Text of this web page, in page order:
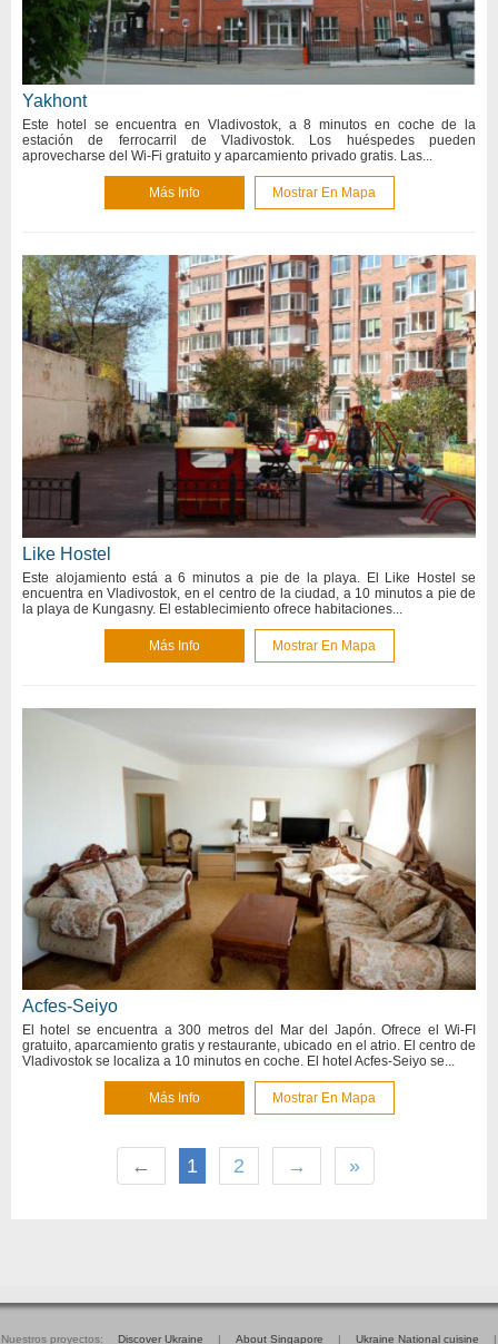
Yakhont
Este hotel se encuentra en Vladivostok, a 8 minutos en coche de la
estación de ferrocarril de Vladivostok. Los huéspedes pueden
aprovecharse del Wi-Fi gratuito y aparcamiento privado gratis. Las...
Más Info Mostrar En Mapa
Like Hostel
Este alojamiento está a 6 minutos a pie de la playa. El Like Hostel se
encuentra en Vladivostok, en el centro de la ciudad, a 10 minutos a pie de
la playa de Kungasny. El establecimiento ofrece habitaciones...
Más Info Mostrar En Mapa
Acfes-Seiyo
El hotel se encuentra a 300 metros del Mar del Japón. Ofrece el Wi-FI
gratuito, aparcamiento gratis y restaurante, ubicado en el atrio. El centro de
Vladivostok se localiza a 10 minutos en coche. El hotel Acfes-Seiyo se...
Más Info Mostrar En Mapa
← 1 2 → »
Nuestros proyectos: Discover Ukraine About Singapore Ukraine National cuisine